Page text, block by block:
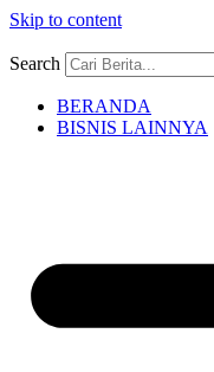
Skip to content
Search
BERANDA
BISNIS LAINNYA